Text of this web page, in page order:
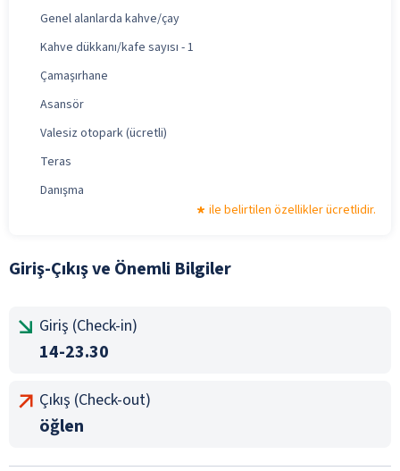
Genel alanlarda kahve/çay
Kahve dükkanı/kafe sayısı - 1
Çamaşırhane
Asansör
Valesiz otopark (ücretli)
Teras
Danışma
ile belirtilen özellikler ücretlidir.
Giriş-Çıkış ve Önemli Bilgiler
Giriş (Check-in)
14-23.30
Çıkış (Check-out)
öğlen